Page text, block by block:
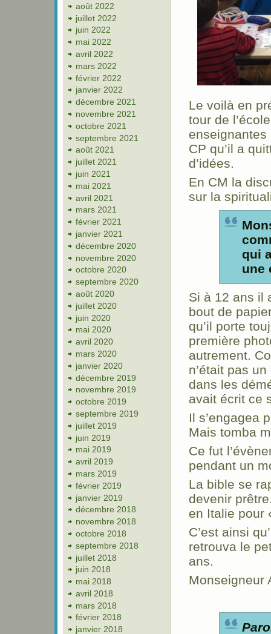
août 2022
juillet 2022
juin 2022
mai 2022
avril 2022
mars 2022
février 2022
janvier 2022
décembre 2021
novembre 2021
octobre 2021
septembre 2021
août 2021
juillet 2021
juin 2021
mai 2021
avril 2021
mars 2021
février 2021
janvier 2021
décembre 2020
novembre 2020
octobre 2020
septembre 2020
août 2020
juillet 2020
juin 2020
mai 2020
avril 2020
mars 2020
janvier 2020
décembre 2019
novembre 2019
octobre 2019
septembre 2019
juillet 2019
juin 2019
mai 2019
avril 2019
mars 2019
février 2019
janvier 2019
décembre 2018
novembre 2018
octobre 2018
septembre 2018
juillet 2018
juin 2018
mai 2018
avril 2018
mars 2018
février 2018
janvier 2018
Le voilà en
tour de
CP qu’il a
d’idées.
En CM la
sur la
qui
une
Si à 12 ans il
bout de
qu’il porte
première
autrement.
n’était pas
dans les
avait écrit ce
Il s’engagea
Mais tomba
Ce fut
pendant un
La bible se
devenir
en Italie pour
C’est ainsi
retrouva le
ans.
Monseigneur